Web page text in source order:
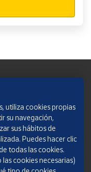
utiliza cookies propias
su navegación,
sus hábitos de
Puedes hacer clic
todas las cookies.
cookies necesarias)